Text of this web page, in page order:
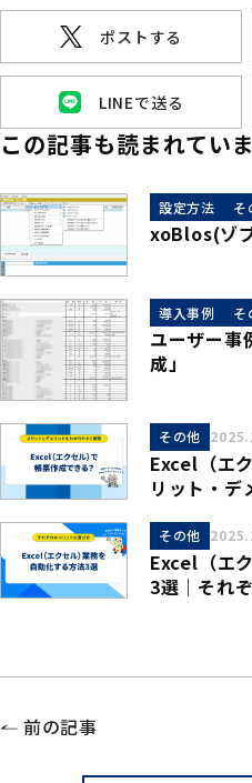
ポストする
LINEで送る
この記事も読まれてい
設定方法 そ
xoBlos(ゾ
導入事例 そ
ユーザー事
成」
その他
Excel（エ
リット・デ
その他
Excel（エ
3選｜それ
前の記事